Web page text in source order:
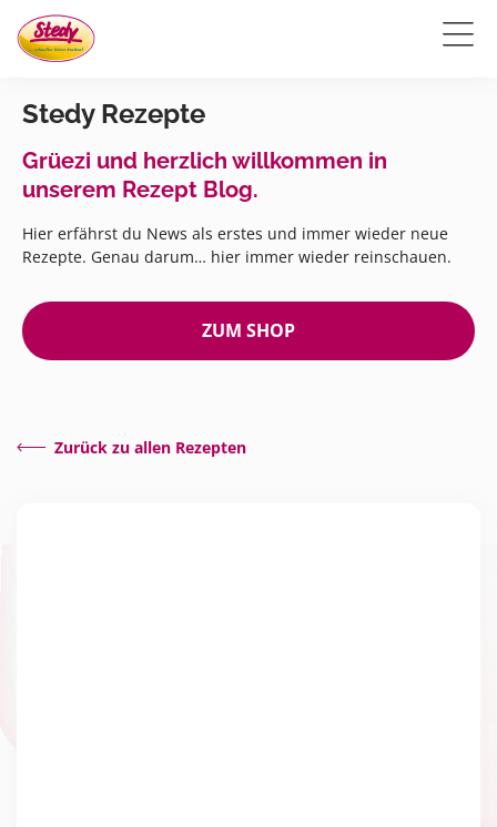
Stedy Rezepte
Grüezi und herzlich willkommen in
unserem Rezept Blog.
Hier erfährst du News als erstes und immer wieder neue
Rezepte. Genau darum… hier immer wieder reinschauen.
ZUM SHOP
Zurück zu allen Rezepten